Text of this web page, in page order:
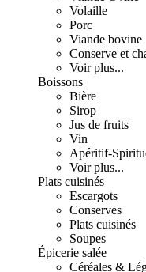
Volaille
Porc
Viande bovine
Conserve et
Voir plus...
Boissons
Bière
Sirop
Jus de fruits
Vin
Apéritif-
Voir plus...
Plats cuisinés
Escargots
Conserves
Plats cuisinés
Soupes
Épicerie salée
Céréales &